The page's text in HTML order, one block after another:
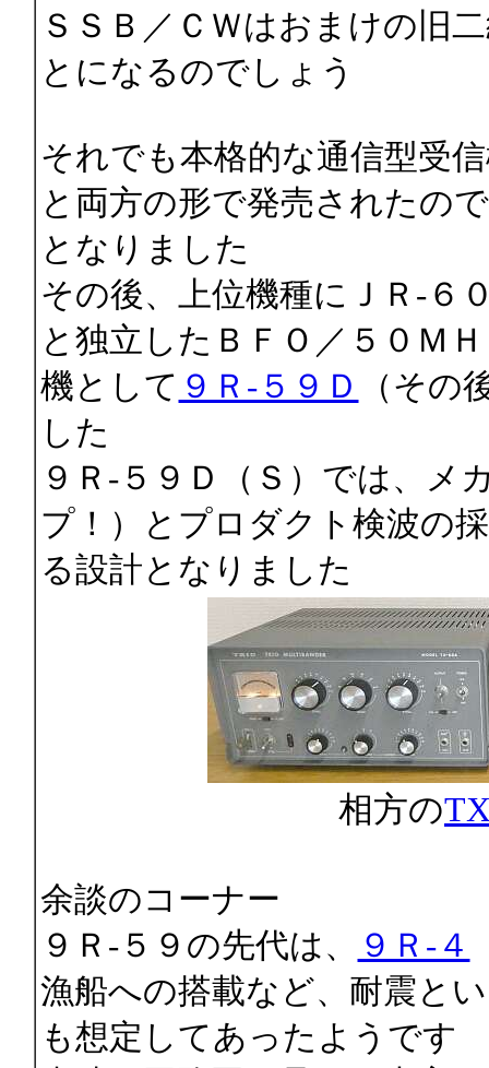
ＳＳＢ／ＣＷはおまけの旧
とになるのでしょう
それでも本格的な通信型受
と両方の形で発売されたの
となりました
その後、上位機種にＪＲ-６
と独立したＢＦＯ／５０Ｍ
機として ９Ｒ-５９Ｄ
（その
した
９Ｒ-５９Ｄ（Ｓ）では、メ
プ！）とプロダクト検波の
る設計となりました
相方の
余談のコーナー
９Ｒ-５９の先代は、
９Ｒ-４
漁船への搭載など、耐震と
も想定してあったようです